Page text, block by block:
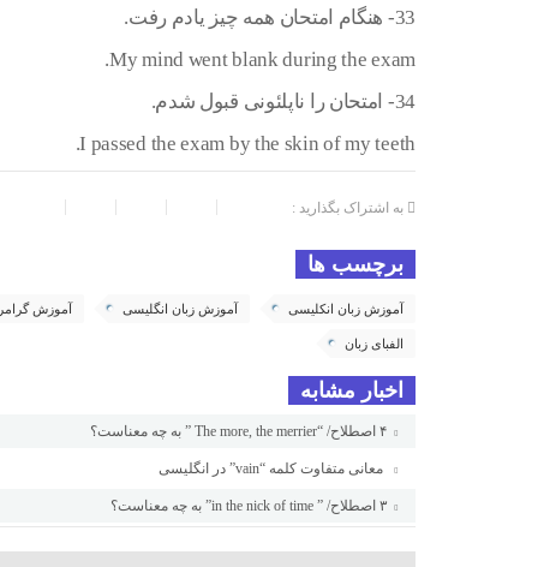
33- هنگام امتحان همه چیز یادم رفت.
My mind went blank during the exam.
34- امتحان را ناپلئونی قبول شدم.
I passed the exam by the skin of my teeth.
به اشتراک بگذارید :
برچسب ها
آموزش زبان انکلیسی آموزش زبان انگلیسی آموزش گرامر
الفبای زبان
اخبار مشابه
۴ اصطلاح/ “The more, the merrier ” به چه معناست؟
معانی متفاوت کلمه “vain” در انگلیسی
۳ اصطلاح/ ” in the nick of time” به چه معناست؟